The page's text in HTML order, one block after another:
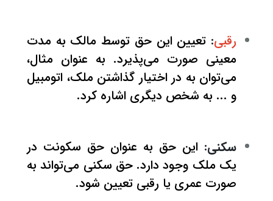
رقبی: تعیین این حق توسط مالک به مدت
معینی صورت می‌پذیرد. به عنوان مثال،
می‌توان به در اختیار گذاشتن ملک، اتومبیل
و ... به شخص دیگری اشاره کرد.
سکنی: این حق به عنوان حق سکونت در
یک ملک وجود دارد. حق سکنی می‌تواند به
صورت عمری یا رقبی تعیین شود.